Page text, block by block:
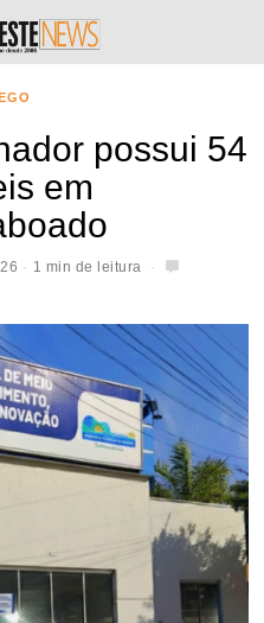
possui 54
em
1 min de leitura